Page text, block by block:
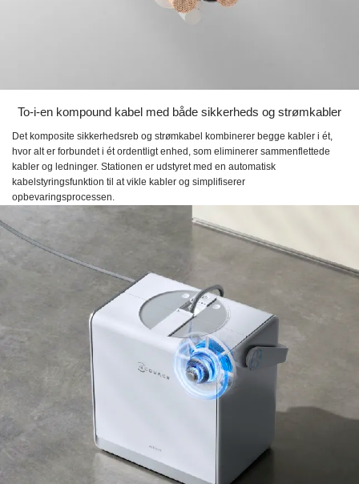
To-i-en kompound kabel med både sikkerheds og strømkabler
Det komposite sikkerhedsreb og strømkabel kombinerer begge kabler i ét,
hvor alt er forbundet i ét ordentligt enhed, som eliminerer sammenflettede
kabler og ledninger. Stationen er udstyret med en automatisk
kabelstyringsfunktion til at vikle kabler og simplifiserer
opbevaringsprocessen.